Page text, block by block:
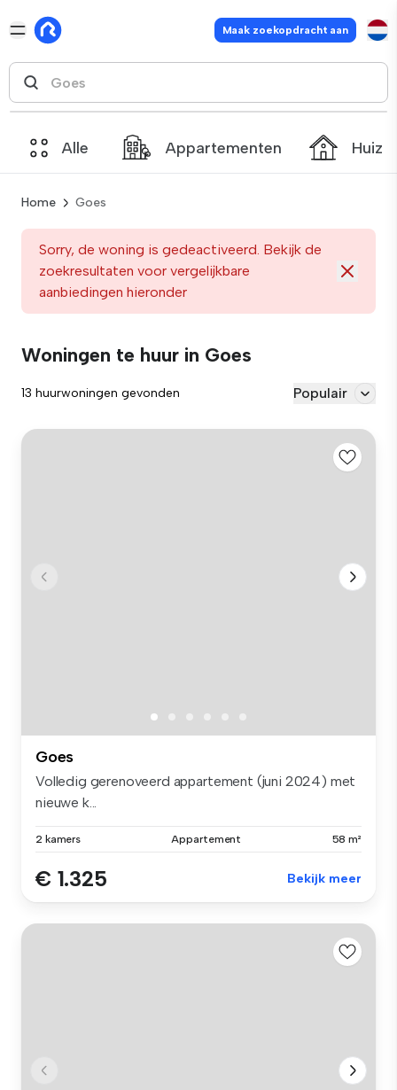
Maak zoekopdracht aan
Alle Appartementen
Home Goes
Sorry, de woning is gedeactiveerd. Bekijk de
zoekresultaten voor vergelijkbare
aanbiedingen hieronder
Woningen te huur in Goes
13 huurwoningen gevonden Populair
Goes
Volledig gerenoveerd appartement (juni 2024) met
nieuwe k...
2 kamers Appartement 58 m²
€ 1.325 Bekijk meer